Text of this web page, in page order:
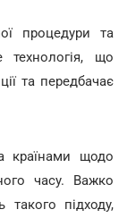
процедури та
технологія, що
та передбачає
країнами щодо
часу. Важко
такого підходу,